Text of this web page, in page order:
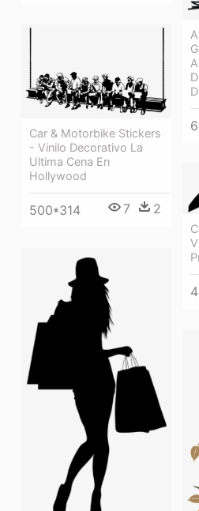
Car & Motorbike Stickers
- Vinilo Decorativo La
Ultima Cena En
Hollywood
500*314 7 2